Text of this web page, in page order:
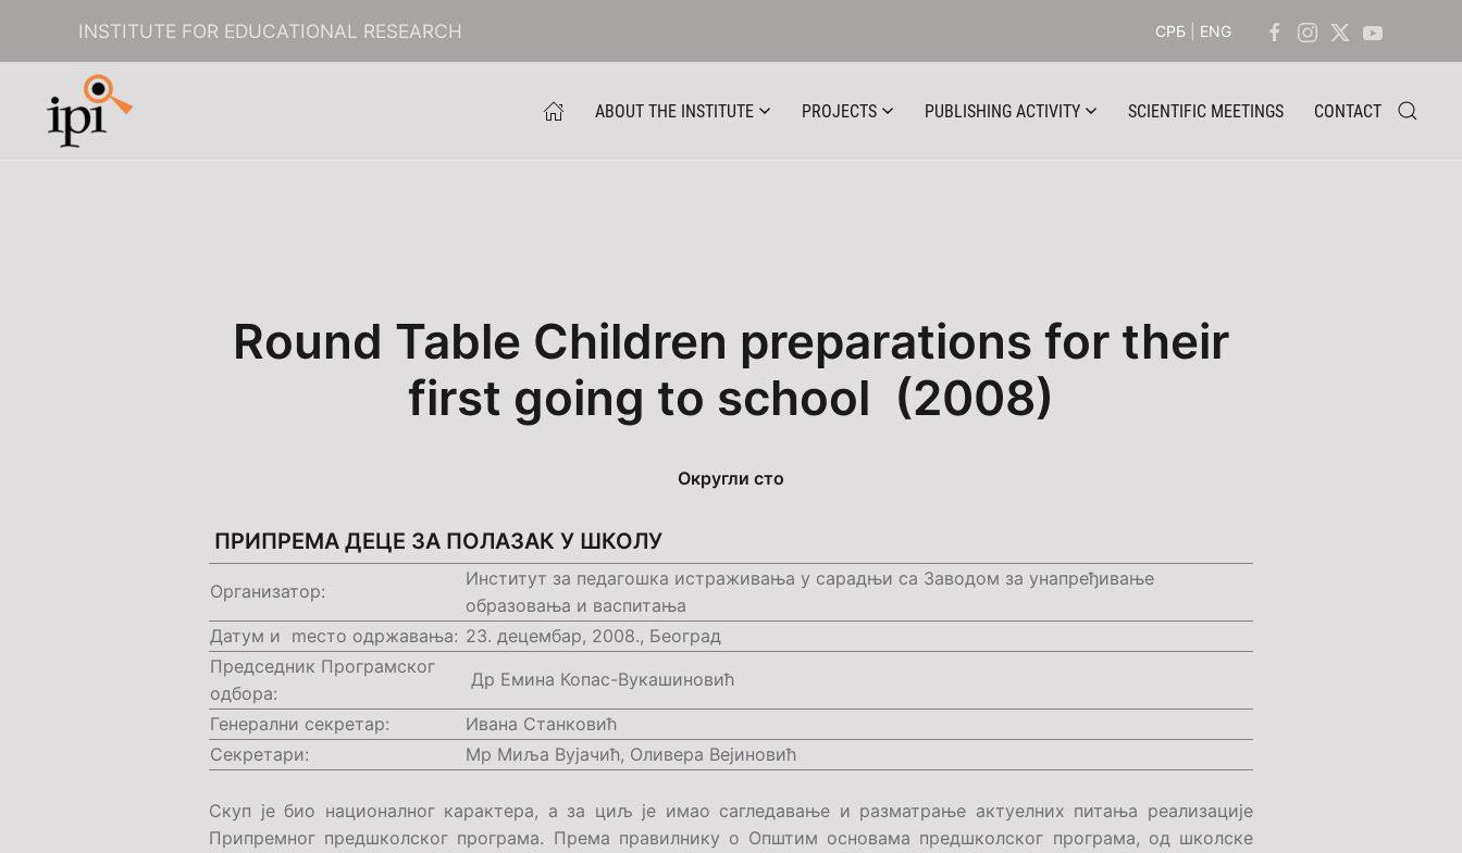
Skip to main content
INSTITUTE FOR EDUCATIONAL RESEARCH СРБ ENG
ABOUT THE INSTITUTE PROJECTS PUBLISHING ACTIVITY SCIENTIFIC MEETINGS CONTACT
Round Table Children preparations for their
first going to school (2008)
Округли сто
ПРИПРЕМА ДЕЦЕ ЗА ПОЛАЗАК У ШКОЛУ
Организатор:
Институт за педагошка истраживања у сарадњи са Заводом за унапређивање
образовања и васпитања
Датум и mесто одржавања: 23. децембар, 2008., Београд
Председник Програмског
одбора:
Др Емина Копас-Вукашиновић
Генерални секретар:
Ивана Станковић
Секретари:
Мр Миља Вујачић, Оливера Вејиновић
Скуп је био националног карактера, а за циљ је имао сагледавање и разматрање актуелних питања реализације
Припремног предшколског програма. Према правилнику о Општим основама предшколског програма, од школске